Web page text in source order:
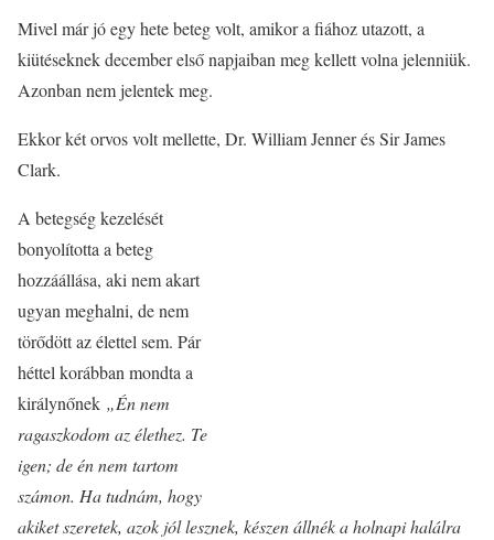
Mivel már jó egy hete beteg volt, amikor a fiához utazott, a
kiütéseknek december első napjaiban meg kellett volna jelenniük.
Azonban nem jelentek meg.
Ekkor két orvos volt mellette, Dr. William Jenner és Sir James
Clark.
A betegség kezelését
bonyolította a beteg
hozzáállása, aki nem akart
ugyan meghalni, de nem
törődött az élettel sem. Pár
héttel korábban mondta a
királynőnek „Én nem
ragaszkodom az élethez. Te
igen; de én nem tartom
számon. Ha tudnám, hogy
akiket szeretek, azok jól lesznek, készen állnék a holnapi halálra